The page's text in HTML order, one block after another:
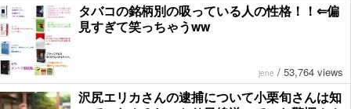
タバコの銘柄別の吸っている人の性格！！⇐偏
見すぎて笑っちゃうww
jene / 53,764 views
沢尻エリカさんの逮捕について小栗旬さんは知